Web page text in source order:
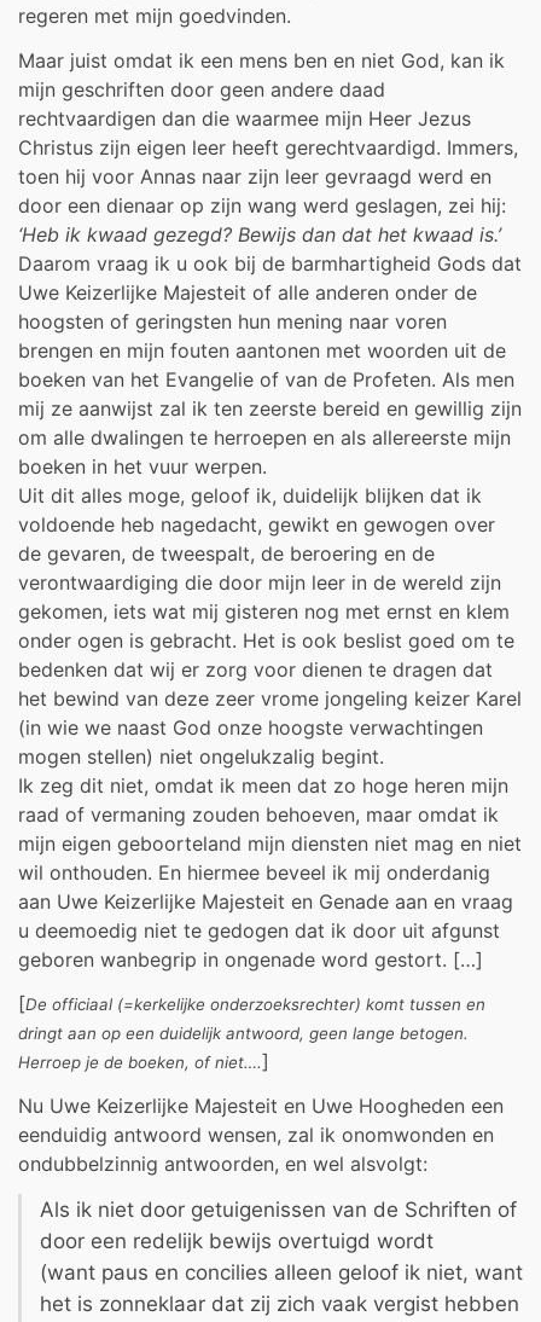
regeren met mijn goedvinden.
Maar juist omdat ik een mens ben en niet God, kan ik
mijn geschriften door geen andere daad
rechtvaardigen dan die waarmee mijn Heer Jezus
Christus zijn eigen leer heeft gerechtvaardigd. Immers,
toen hij voor Annas naar zijn leer gevraagd werd en
door een dienaar op zijn wang werd geslagen, zei hij:
‘Heb ik kwaad gezegd? Bewijs dan dat het kwaad is.’
Daarom vraag ik u ook bij de barmhartigheid Gods dat
Uwe Keizerlijke Majesteit of alle anderen onder de
hoogsten of geringsten hun mening naar voren
brengen en mijn fouten aantonen met woorden uit de
boeken van het Evangelie of van de Profeten. Als men
mij ze aanwijst zal ik ten zeerste bereid en gewillig zijn
om alle dwalingen te herroepen en als allereerste mijn
boeken in het vuur werpen.
Uit dit alles moge, geloof ik, duidelijk blijken dat ik
voldoende heb nagedacht, gewikt en gewogen over
de gevaren, de tweespalt, de beroering en de
verontwaardiging die door mijn leer in de wereld zijn
gekomen, iets wat mij gisteren nog met ernst en klem
onder ogen is gebracht. Het is ook beslist goed om te
bedenken dat wij er zorg voor dienen te dragen dat
het bewind van deze zeer vrome jongeling keizer Karel
(in wie we naast God onze hoogste verwachtingen
mogen stellen) niet ongelukzalig begint.
Ik zeg dit niet, omdat ik meen dat zo hoge heren mijn
raad of vermaning zouden behoeven, maar omdat ik
mijn eigen geboorteland mijn diensten niet mag en niet
wil onthouden. En hiermee beveel ik mij onderdanig
aan Uwe Keizerlijke Majesteit en Genade aan en vraag
u deemoedig niet te gedogen dat ik door uit afgunst
geboren wanbegrip in ongenade word gestort. […]
[De officiaal (=kerkelijke onderzoeksrechter) komt tussen en
dringt aan op een duidelijk antwoord, geen lange betogen.
Herroep je de boeken, of niet….]
Nu Uwe Keizerlijke Majesteit en Uwe Hoogheden een
eenduidig antwoord wensen, zal ik onomwonden en
ondubbelzinnig antwoorden, en wel alsvolgt:
Als ik niet door getuigenissen van de Schriften of
door een redelijk bewijs overtuigd wordt
(want paus en concilies alleen geloof ik niet, want
het is zonneklaar dat zij zich vaak vergist hebben